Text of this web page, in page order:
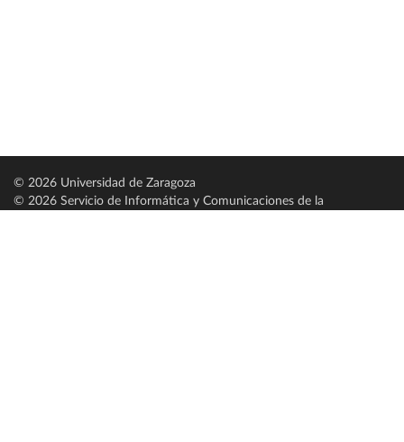
© 2026 Universidad de Zaragoza
© 2026 Servicio de Informática y Comunicaciones de la